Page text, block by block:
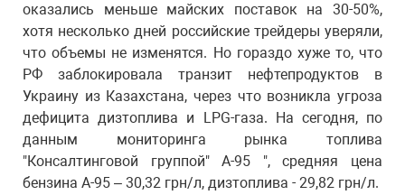
оказались меньше майских поставок на 30-50%,
хотя несколько дней российские трейдеры уверяли,
что объемы не изменятся. Но гораздо хуже то, что
РФ заблокировала транзит нефтепродуктов в
Украину из Казахстана, через что возникла угроза
дефицита дизтоплива и LPG-газа. На сегодня, по
данным мониторинга рынка топлива
"Консалтинговой группой" А-95 ", средняя цена
бензина А-95 – 30,32 грн/л, дизтоплива - 29,82 грн/л.